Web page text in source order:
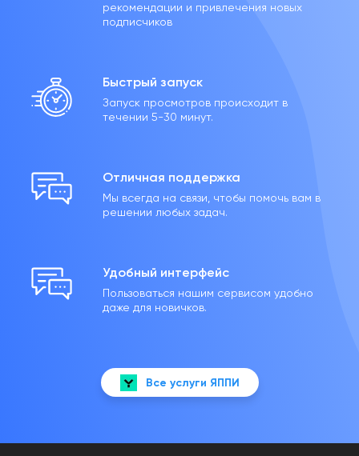
рекомендации и привлечения новых
подписчиков
Быстрый запуск
Запуск просмотров происходит в
течении 5-30 минут.
Отличная поддержка
Мы всегда на связи, чтобы помочь вам в
решении любых задач.
Удобный интерфейс
Пользоваться нашим сервисом удобно
даже для новичков.
Все услуги ЯППИ